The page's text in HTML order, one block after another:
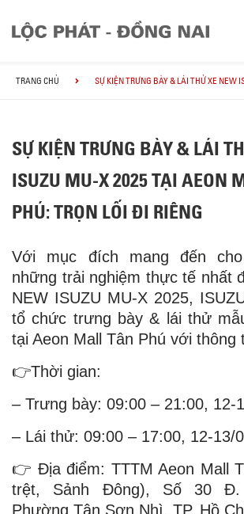
TRANG CHỦ SỰ KIỆN TRƯNG BÀY & LÁI THỬ XE NEW
SỰ KIỆN TRƯNG BÀY & LÁI
ISUZU MU-X 2025 TẠI AEON
PHÚ: TRỌN LỐI ĐI RIÊNG
Với mục đích mang đến
những trải nghiệm thực tế nhất
NEW ISUZU MU-X 2025,
tổ chức trưng bày & lái thử
tại Aeon Mall Tân Phú với thông
👉Thời gian:
– Trưng bày: 09:00 – 21:00, 12-
– Lái thử: 09:00 – 17:00, 12-13/
👉 Địa điểm: TTTM Aeon Mall
trệt, Sảnh Đông), Số 30 Đ.
Phường Tân Sơn Nhì, TP. Hồ